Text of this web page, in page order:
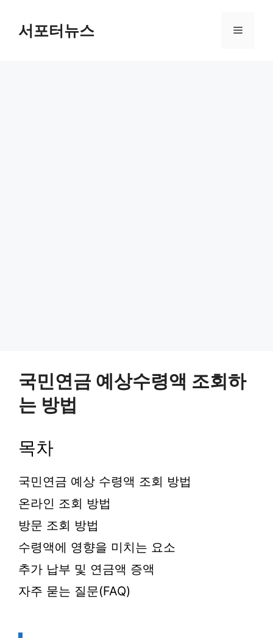
서포터뉴스 메
국민연금 예상수령액 조회하
는 방법
목차
국민연금 예상 수령액 조회 방법
온라인 조회 방법
방문 조회 방법
수령액에 영향을 미치는 요소
추가 납부 및 연금액 증액
자주 묻는 질문(FAQ)